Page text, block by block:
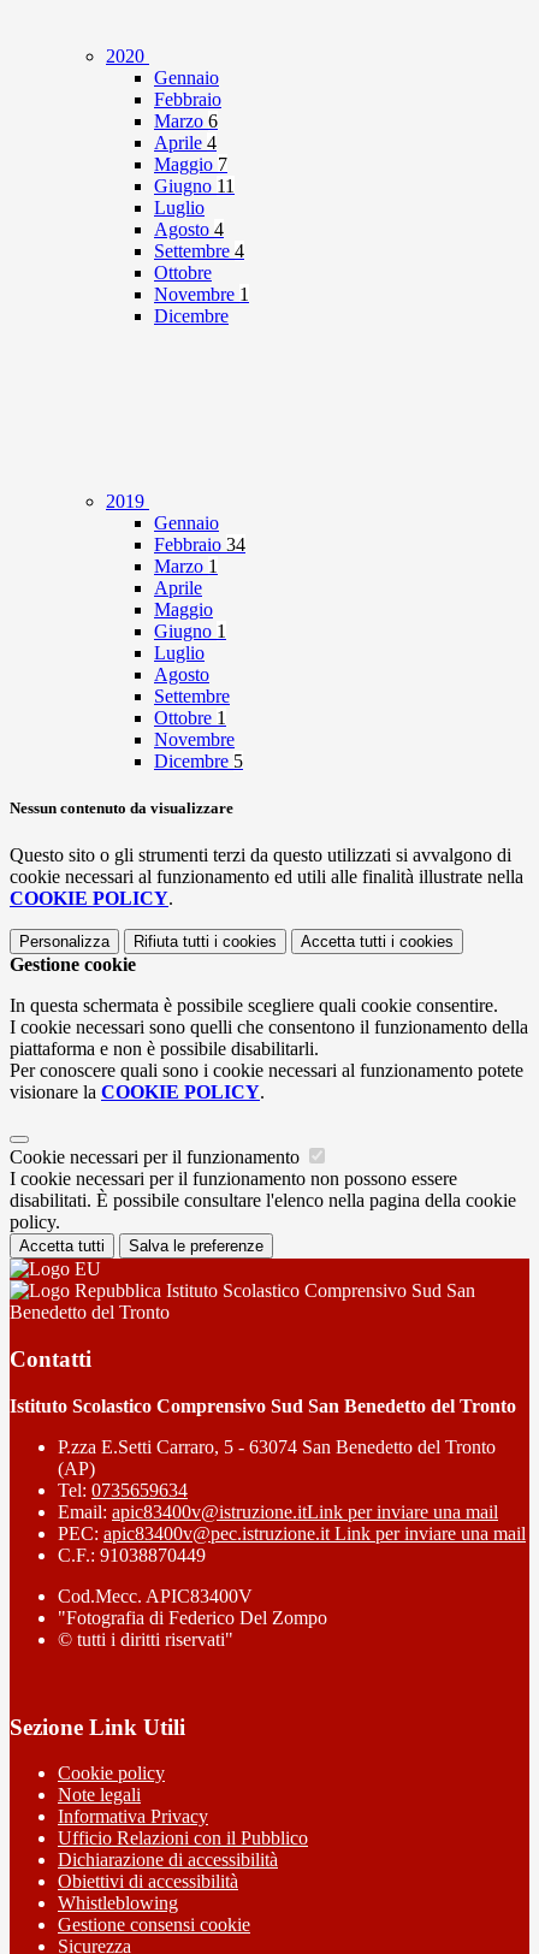
2020
Gennaio
Febbraio
Marzo 6
Aprile 4
Maggio 7
Giugno 11
Luglio
Agosto 4
Settembre 4
Ottobre
Novembre 1
Dicembre
2019
Gennaio
Febbraio 34
Marzo 1
Aprile
Maggio
Giugno 1
Luglio
Agosto
Settembre
Ottobre 1
Novembre
Dicembre 5
Nessun contenuto da visualizzare
Questo sito o gli strumenti terzi da questo utilizzati si avvalgono di
cookie necessari al funzionamento ed utili alle finalità illustrate nella
COOKIE POLICY.
Personalizza Rifiuta tutti i cookies Accetta tutti i cookies
Gestione cookie
In questa schermata è possibile scegliere quali cookie consentire.
I cookie necessari sono quelli che consentono il funzionamento della
piattaforma e non è possibile disabilitarli.
Per conoscere quali sono i cookie necessari al funzionamento potete
visionare la COOKIE POLICY.
Cookie necessari per il funzionamento
I cookie necessari per il funzionamento non possono essere
disabilitati. È possibile consultare l'elenco nella pagina della cookie
policy.
Accetta tutti Salva le preferenze
Istituto Scolastico Comprensivo Sud San
Benedetto del Tronto
Contatti
Istituto Scolastico Comprensivo Sud San Benedetto del Tronto
P.zza E.Setti Carraro, 5 - 63074 San Benedetto del Tronto
(AP)
Tel: 0735659634
Email: apic83400v@istruzione.itLink per inviare una mail
PEC: apic83400v@pec.istruzione.it Link per inviare una mail
C.F.: 91038870449
Cod.Mecc. APIC83400V
"Fotografia di Federico Del Zompo
© tutti i diritti riservati"
Sezione Link Utili
Cookie policy
Note legali
Informativa Privacy
Ufficio Relazioni con il Pubblico
Dichiarazione di accessibilità
Obiettivi di accessibilità
Whistleblowing
Gestione consensi cookie
Sicurezza